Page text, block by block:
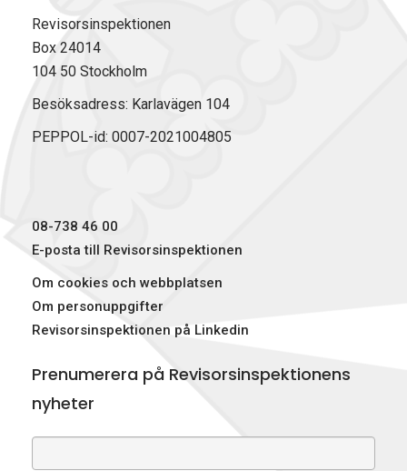
Revisorsinspektionen
Box 24014
104 50 Stockholm
Besöksadress: Karlavägen 104
PEPPOL-id: 0007-2021004805
08-738 46 00
E-posta till Revisorsinspektionen
Om cookies och webbplatsen
Om personuppgifter
Revisorsinspektionen på Linkedin
Prenumerera på Revisorsinspektionens
nyheter